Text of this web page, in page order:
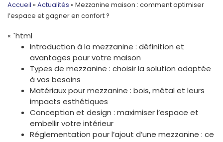
Accueil » Actualités » Mezzanine maison : comment optimiser
l’espace et gagner en confort ?
« `html
Introduction à la mezzanine : définition et
avantages pour votre maison
Types de mezzanine : choisir la solution adaptée
à vos besoins
Matériaux pour mezzanine : bois, métal et leurs
impacts esthétiques
Conception et design : maximiser l’espace et
embellir votre intérieur
Réglementation pour l’ajout d’une mezzanine : ce